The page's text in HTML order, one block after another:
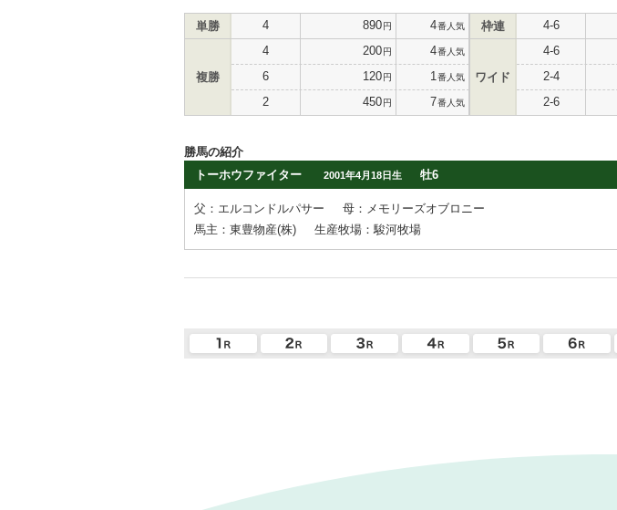
単勝 4 890円 4番人気
複勝
4 200円 4番人気
6 120円 1 番人気
2 450円 7番人気
枠連 4-6
ワイド
4-6
2-4
2-6
勝馬の紹介
トーホウファイター
2001年4月18日生 牡6
父：エルコンドルパサー
母：メモリーズオブロニー
馬主：東豊物産(株)
生産牧場：駿河牧場